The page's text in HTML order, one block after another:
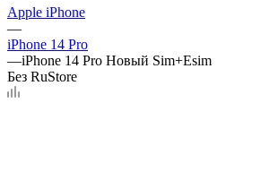
Apple iPhone
—
iPhone 14 Pro
—iPhone 14 Pro Новый Sim+Esim
Без RuStore